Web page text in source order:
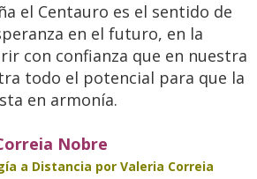
el Centauro es el sentido de
en el futuro, en la
con confianza que en nuestra
todo el potencial para que la
en armonía.
Nobre
a Distancia por Valeria Correia